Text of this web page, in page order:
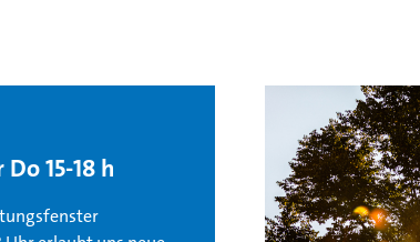
15-18 h